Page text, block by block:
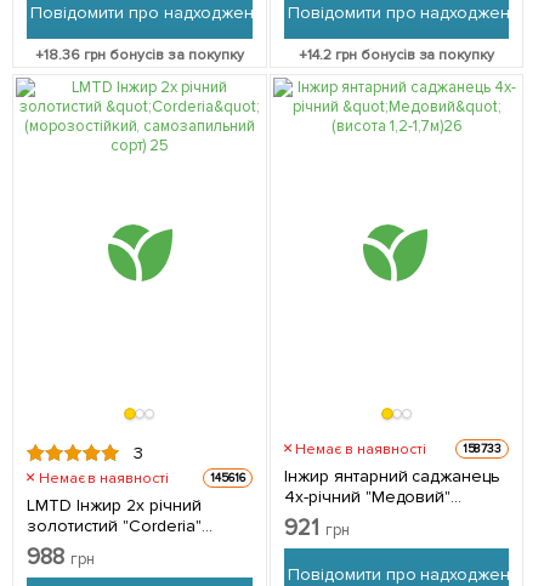
саджанець в упаковці
Повідомити про надходження
+18.36грн бонусів за покупку
саджанець в упаковці
Повідомити про надходження
+14.2грн бонусів за покупку
3
Немає в наявності 145616
LMTD Інжир 2х річний
золотистий "Corderia"
(морозостійкий,
самозапильний сорт) з
988 грн
Немає в наявності 158733
Інжир янтарний саджанець
4х-річний "Медовий"
(висота 1,2-1,7м) 1
саджанець в упаковці
921 грн
Повідомити про надходження